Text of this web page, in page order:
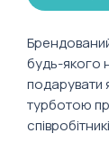
будь-якого
подарувати
турботою